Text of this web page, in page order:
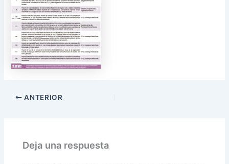
ANTERIOR
Deja una respuesta